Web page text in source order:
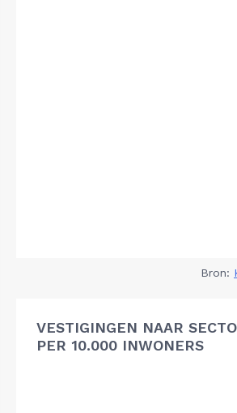
Bron:
VESTIGINGEN NAAR
PER 10.000 INWONERS